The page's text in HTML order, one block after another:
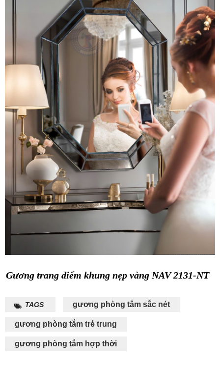
Gương trang điểm khung nẹp vàng NAV 2131-NT
TAGS gương phòng tắm sắc nét
gương phòng tắm trẻ trung
gương phòng tắm hợp thời